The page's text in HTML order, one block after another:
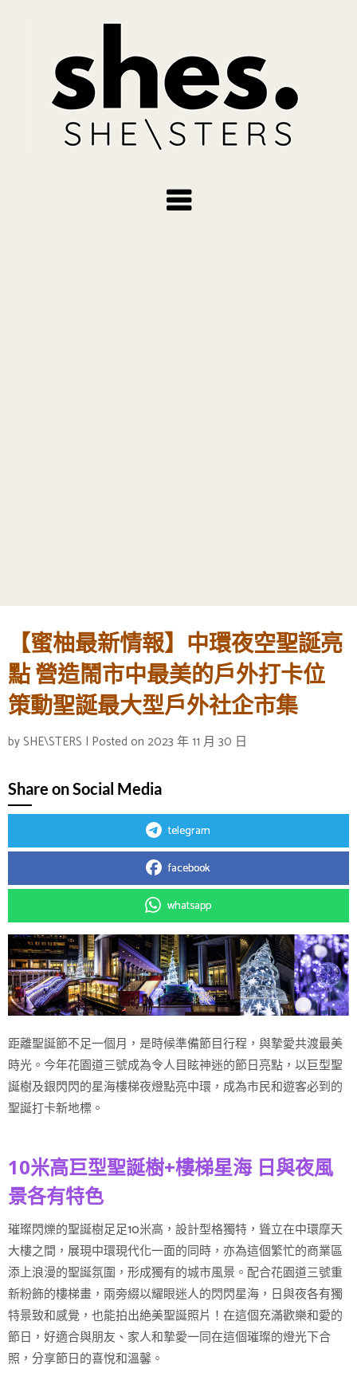
【蜜柚最新情報】中環夜空聖誕亮
點 營造鬧市中最美的戶外打卡位
策動聖誕最大型戶外社企市集
by SHE\STERS | Posted on 2023 年 11 月 30 日
Share on Social Media
telegram
facebook
whatsapp
距離聖誕節不足一個月，是時候準備節目行程，與摯愛共渡最美
時光。今年花園道三號成為令人目眩神迷的節日亮點，以巨型聖
誕樹及銀閃閃的星海樓梯夜燈點亮中環，成為市民和遊客必到的
聖誕打卡新地標。
10米高巨型聖誕樹+樓梯星海 日與夜風
景各有特色
璀璨閃爍的聖誕樹足足10米高，設計型格獨特，聳立在中環摩天
大樓之間，展現中環現代化一面的同時，亦為這個繁忙的商業區
添上浪漫的聖誕氛圍，形成獨有的城市風景。配合花園道三號重
新粉飾的樓梯畫，兩旁綴以耀眼迷人的閃閃星海，日與夜各有獨
特景致和感覺，也能拍出絶美聖誕照片！在這個充滿歡樂和愛的
節日，好適合與朋友、家人和摯愛一同在這個璀璨的燈光下合
照，分享節日的喜悅和溫馨。